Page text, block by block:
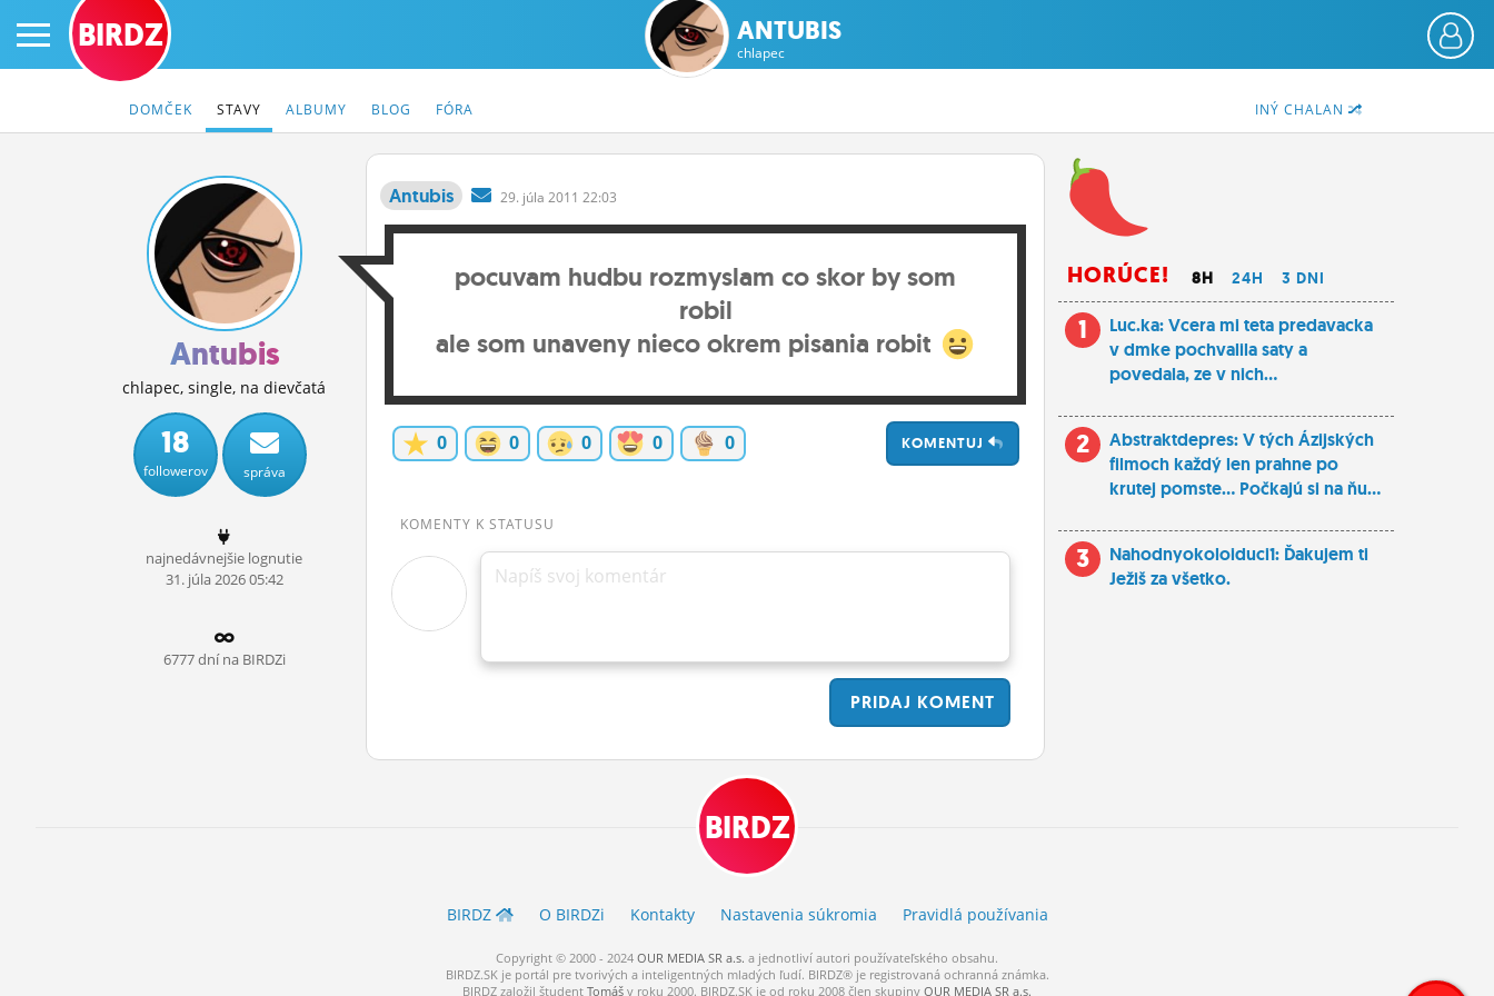
PRIHLÁS SA
ČINŽIAK
STATUSY
BLOGY
OBRÁZKY
MÔJ PROFIL
ROLETA
BIRDZ ANTUBIS
chlapec
INÝ CHALAN
DOMČEK STAVY ALBUMY BLOG FÓRA
Antubis
chlapec, single, na dievčatá
18
followerov správa
najnedávnejšie lognutie
31. júla2026 05:42
6777 dní na BIRDZi
Antubis 29. júla 2011 22:03
pocuvam hudbu rozmyslam co skor by som
robil
ale som unaveny nieco okrem pisania robit
0 0 0 0 0 KOMENTUJ
KOMENTY K STATUSU
Napíš svoj komentár
PRIDAJ KOMENT
HORÚCE! 8H 24H 3 DNI
1
Luc.ka: Vcera mi teta predavacka
v dmke pochvalila saty a
povedala, ze v nich...
2
Abstraktdepres: V tých Ázijských
filmoch každý len prahne po
krutej pomste... Počkajú si na ňu...
3
Nahodnyokoloiduci1: Ďakujem ti
Ježiš za všetko.
BIRDZ
BIRDZ O BIRDZi Kontakty Nastavenia súkromia Pravidlá používania
Copyright © 2000 - 2024 OUR MEDIA SR a.s. a jednotliví autori používateľského obsahu.
BIRDZ.SK je portál pre tvorivých a inteligentných mladých ľudí. BIRDZ® je registrovaná ochranná známka.
BIRDZ založil študent Tomáš v roku 2000. BIRDZ.SK je od roku 2008 člen skupiny OUR MEDIA SR a.s.